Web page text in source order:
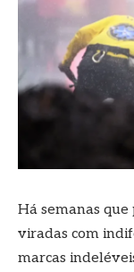
Há semanas
viradas com
marcas